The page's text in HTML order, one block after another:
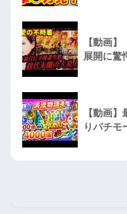
【動画
展開に驚
【動画
りパチモ